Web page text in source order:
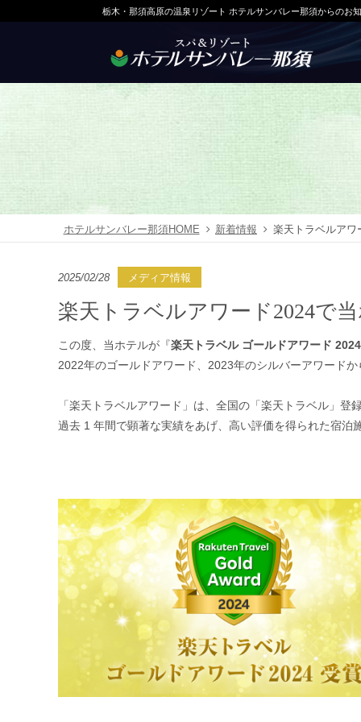
栃木・那須高原の温泉リゾート ホテルサンバレー那須からのお
ホテルサンバレー那須HOME 新着情報 楽天トラベルアワ
2025/02/28 メディア情報
楽天トラベルアワード2024で
この度、当ホテルが『楽天トラベル ゴールドアワード 2024
2022年のゴールドアワード、2023年のシルバーアワードか
「楽天トラベルアワード」は、全国の「楽天トラベル」登
過去 1 年間で顕著な実績をあげ、高い評価を得られた宿泊